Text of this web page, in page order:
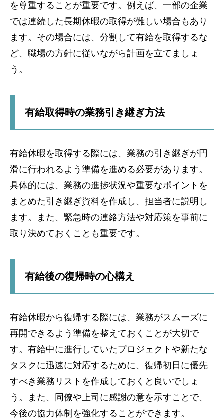
を尊重することが重要です。例えば、一部の企業
では連続した長期休暇の取得が難しい場合もあり
ます。その場合には、分割して有給を取得するな
ど、職場の方針に従いながら計画を立てましょ
う。
有給取得時の業務引き継ぎ方法
有給休暇を取得する際には、業務の引き継ぎが円
滑に行われるよう準備を進める必要があります。
具体的には、業務の進捗状況や重要なポイントを
まとめた引き継ぎ資料を作成し、担当者に説明し
ます。また、緊急時の連絡方法や対応策を事前に
取り決めておくことも重要です。
有給後の復帰時の心構え
有給休暇から復帰する際には、業務がスムーズに
再開できるよう準備を整えておくことが大切で
す。有給中に進行していたプロジェクトや新たな
タスクに迅速に対応するために、復帰初日に優先
すべき業務リストを作成しておくと良いでしょ
う。また、同僚や上司に感謝の意を示すことで、
今後の協力体制を強化することができます。